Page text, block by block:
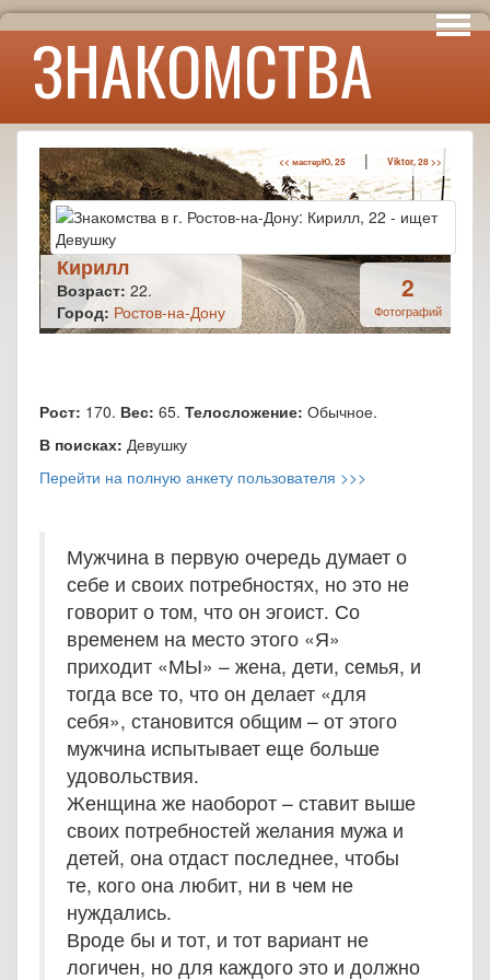
ЗНАКОМСТВА
Интересы
Юмор
Кирилл
Возраст: 22.
Город: Ростов-на-Дону
<< мастерЮ, 25 | Viktor, 28 >>
2
Фотографий
Рост: 170. Вес: 65. Телосложение: Обычное.
В поисках: Девушку
Перейти на полную анкету пользователя >>>
Мужчина в первую очередь думает о
себе и своих потребностях, но это не
говорит о том, что он эгоист. Со
временем на место этого «Я»
приходит «МЫ» – жена, дети, семья, и
тогда все то, что он делает «для
себя», становится общим – от этого
мужчина испытывает еще больше
удовольствия.
Женщина же наоборот – ставит выше
своих потребностей желания мужа и
детей, она отдаст последнее, чтобы
те, кого она любит, ни в чем не
нуждались.
Вроде бы и тот, и тот вариант не
логичен, но для каждого это и должно